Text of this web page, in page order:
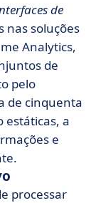
de
nas soluções
Analytics,
de
pelo
de cinquenta
estáticas, a
e
processar